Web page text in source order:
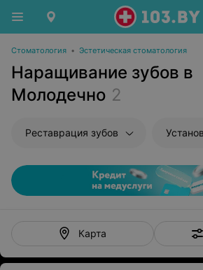
Стоматология • Эстетическая стоматология
Наращивание зубов в
Молодечно 2
Реставрация зубов
Карта